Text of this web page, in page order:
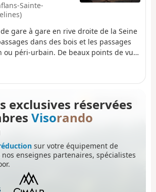
Sainte-
gare à gare en rive droite de la Seine
dans des bois et les passages
péri-urbain. De beaux points de vue
exclusives réservées
Visorando
sur votre équipement de
enseignes partenaires, spécialistes